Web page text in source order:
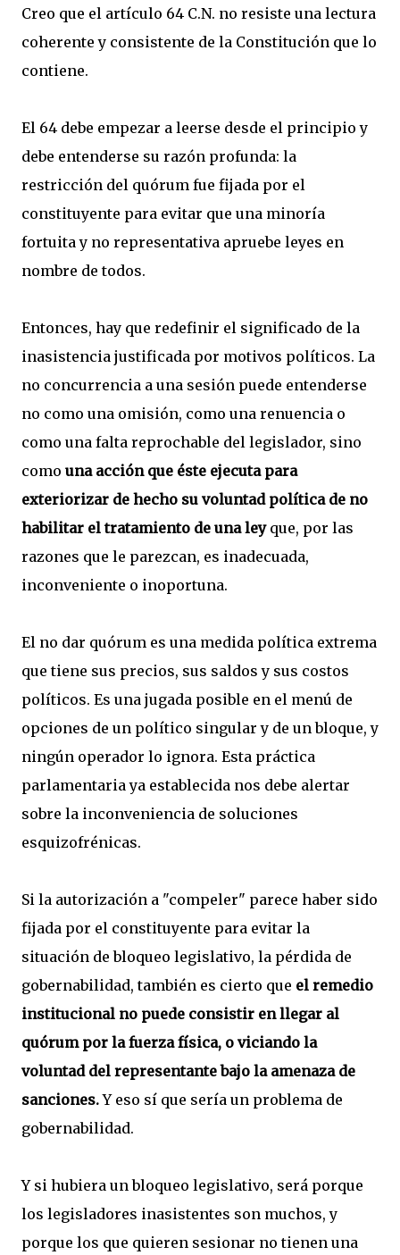
Creo que el artículo 64 C.N. no resiste una lectura
coherente y consistente de la Constitución que lo
contiene.
El 64 debe empezar a leerse desde el principio y
debe entenderse su razón profunda: la
restricción del quórum fue fijada por el
constituyente para evitar que una minoría
fortuita y no representativa apruebe leyes en
nombre de todos.
Entonces, hay que redefinir el significado de la
inasistencia justificada por motivos políticos. La
no concurrencia a una sesión puede entenderse
no como una omisión, como una renuencia o
como una falta reprochable del legislador, sino
como una acción que éste ejecuta para
exteriorizar de hecho su voluntad política de no
habilitar el tratamiento de una ley que, por las
razones que le parezcan, es inadecuada,
inconveniente o inoportuna.
El no dar quórum es una medida política extrema
que tiene sus precios, sus saldos y sus costos
políticos. Es una jugada posible en el menú de
opciones de un político singular y de un bloque, y
ningún operador lo ignora. Esta práctica
parlamentaria ya establecida nos debe alertar
sobre la inconveniencia de soluciones
esquizofrénicas.
Si la autorización a "compeler" parece haber sido
fijada por el constituyente para evitar la
situación de bloqueo legislativo, la pérdida de
gobernabilidad, también es cierto que el remedio
institucional no puede consistir en llegar al
quórum por la fuerza física, o viciando la
voluntad del representante bajo la amenaza de
sanciones.Y eso sí que sería un problema de
gobernabilidad.
Y si hubiera un bloqueo legislativo, será porque
los legisladores inasistentes son muchos, y
porque los que quieren sesionar no tienen una